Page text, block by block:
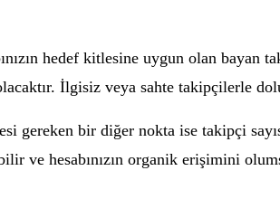
hedef kitlesine uygun olan
İlgisiz veya sahte takipçilerle
gereken bir diğer nokta ise takipçi
ve hesabınızın organik erişimini